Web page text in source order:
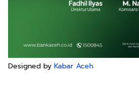
Designed by Kabar Aceh